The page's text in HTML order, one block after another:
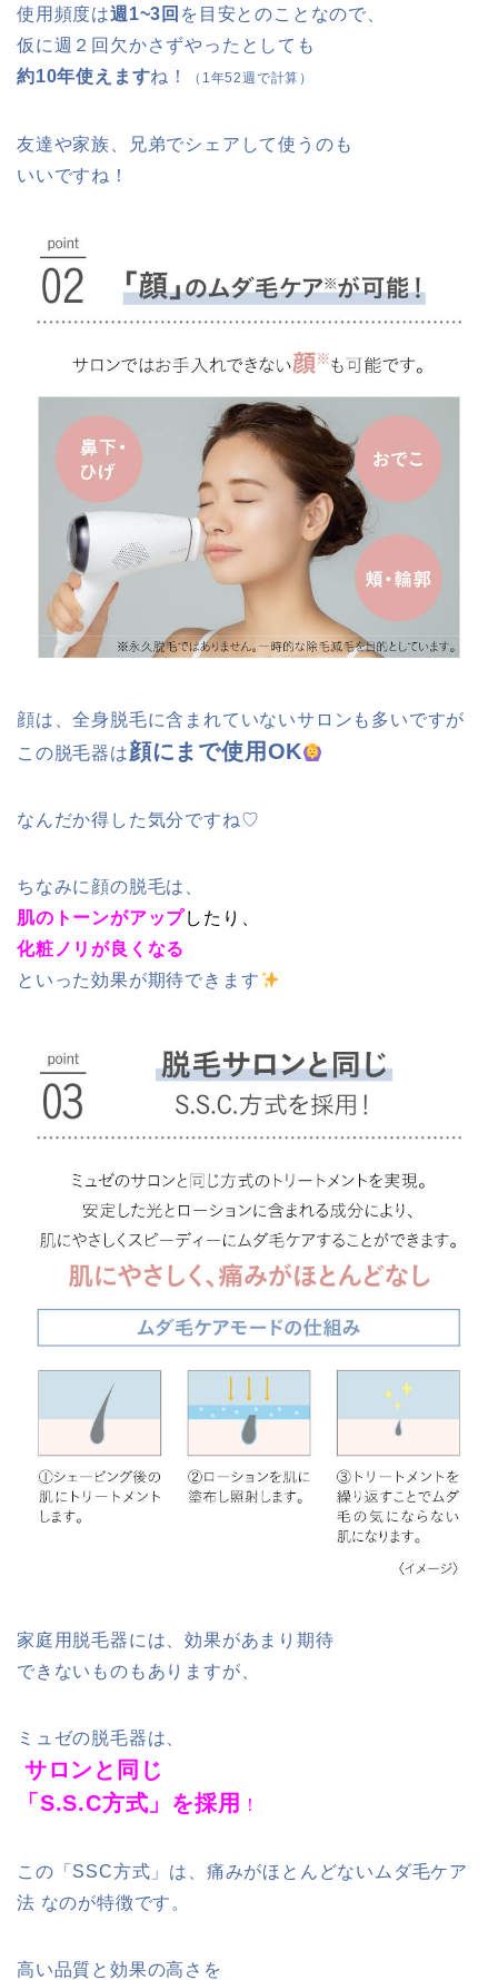
使用頻度は週1~3回 を目安とのことなので、
仮に週２回欠かさずやったとしても
約10年使えますね！ （1年52週で計算）
友達や家族、兄弟でシェアして使うのも
いいですね！
顔は、全身脱毛に含まれていないサロンも多いですが
この脱毛器は顔にまで使用OK
なんだか得した気分ですね♡
ちなみに顔の脱毛は、
肌のトーンがアップしたり、
化粧ノリが良くなる
といった効果が期待できます
家庭用脱毛器には、効果があまり期待
できないものもありますが、
ミュゼの脱毛器は、
サロンと同じ
「S.S.C方式」を採用
！
この「SSC方式」は、痛みがほとんどないムダ毛ケア
法 なのが特徴です。
高い品質と効果の高さを